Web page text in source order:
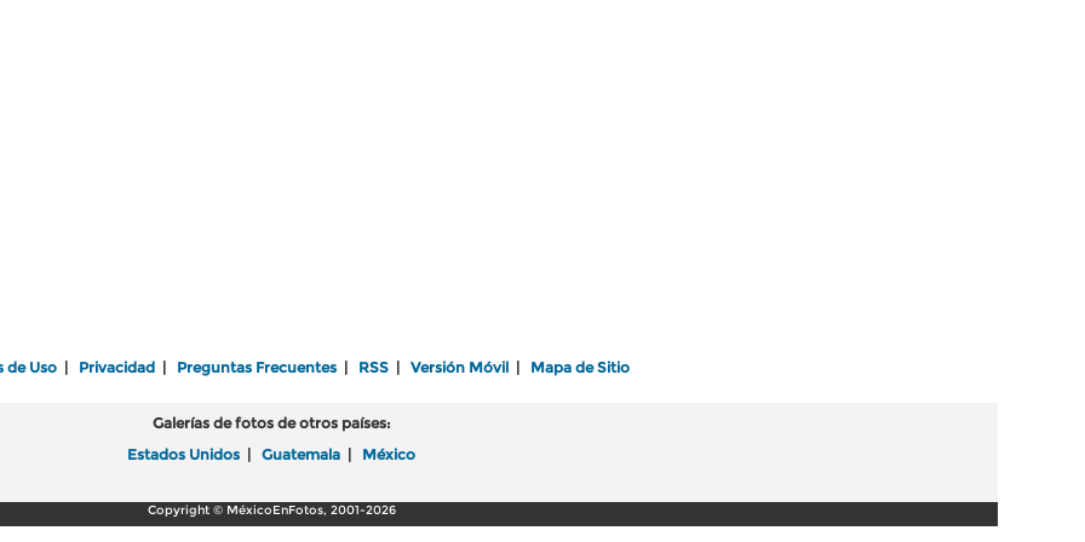
de Uso Privacidad Preguntas Frecuentes RSS Versión Móvil Mapa de Sitio
Galerías de fotos de otros países:
Estados Unidos
Guatemala México
Copyright © MéxicoEnFotos, 2001-2026